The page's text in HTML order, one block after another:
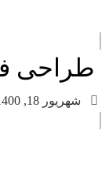
طراحی
شهریور 18, 1400